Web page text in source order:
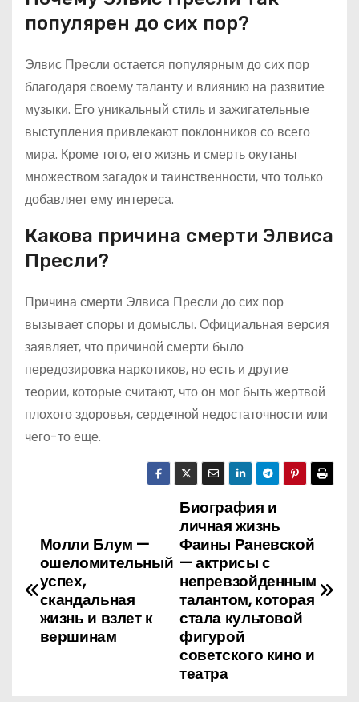
популярен до сих пор?
Элвис Пресли остается популярным до сих пор
благодаря своему таланту и влиянию на развитие
музыки. Его уникальный стиль и зажигательные
выступления привлекают поклонников со всего
мира. Кроме того, его жизнь и смерть окутаны
множеством загадок и таинственности, что только
добавляет ему интереса.
Какова причина смерти Элвиса
Пресли?
Причина смерти Элвиса Пресли до сих пор
вызывает споры и домыслы. Официальная версия
заявляет, что причиной смерти было
передозировка наркотиков, но есть и другие
теории, которые считают, что он мог быть жертвой
плохого здоровья, сердечной недостаточности или
чего-то еще.
в
Биография и
личная жизнь
Фаины Раневской
— актрисы с
непревзойденным
талантом, которая
стала культовой
фигурой
советского кино и
театра
Молли Блум —
ошеломительный
успех,
скандальная
жизнь и взлет к
вершинам